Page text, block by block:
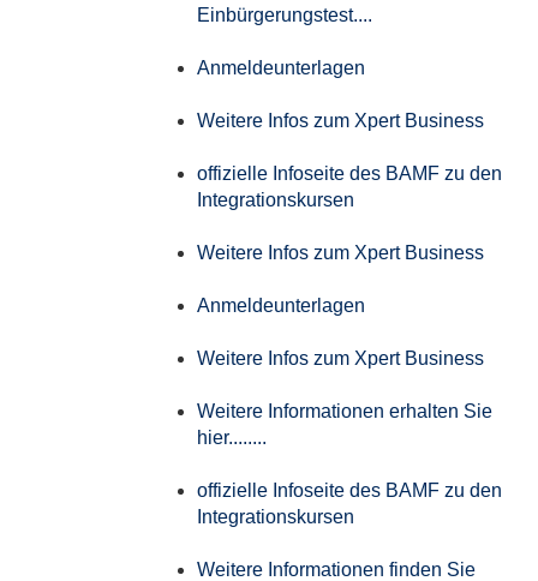
Einbürgerungstest....
Anmeldeunterlagen
Weitere Infos zum Xpert Business
offizielle Infoseite des BAMF zu den
Integrationskursen
Weitere Infos zum Xpert Business
Anmeldeunterlagen
Weitere Infos zum Xpert Business
Weitere Informationen erhalten Sie
hier........
offizielle Infoseite des BAMF zu den
Integrationskursen
Weitere Informationen finden Sie